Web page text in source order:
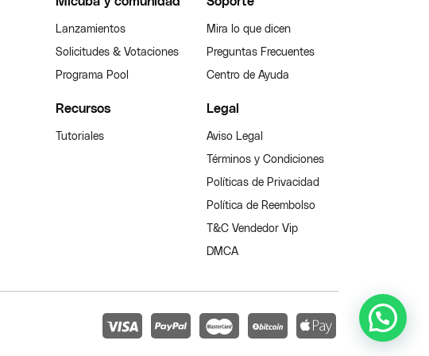
Lanzamientos
Solicitudes & Votaciones
Programa Pool
Mira lo que dicen
Preguntas Frecuentes
Centro de Ayuda
Recursos
Tutoriales
Legal
Aviso Legal
Términos y Condiciones
Políticas de Privacidad
Política de Reembolso
T&C Vendedor Vip
DMCA